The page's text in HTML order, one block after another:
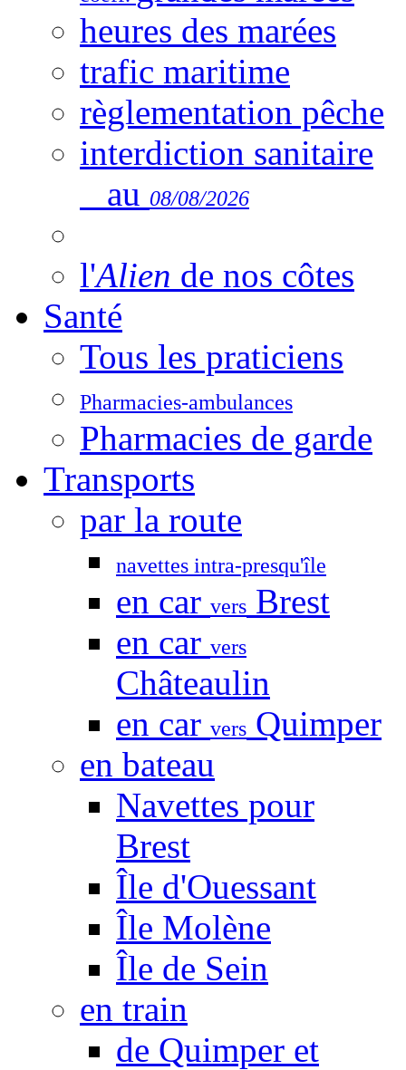
heures des marées
trafic maritime
règlementation pêche
interdiction sanitaire
au 08/08/2026
l'Alien de nos côtes
Santé
Tous les praticiens
Pharmacies-ambulances
Pharmacies de garde
Transports
par la route
navettes intra-presqu'île
en car vers Brest
en car vers
Châteaulin
en car vers Quimper
en bateau
Navettes pour
Brest
Île d'Ouessant
Île Molène
Île de Sein
en train
de Quimper et